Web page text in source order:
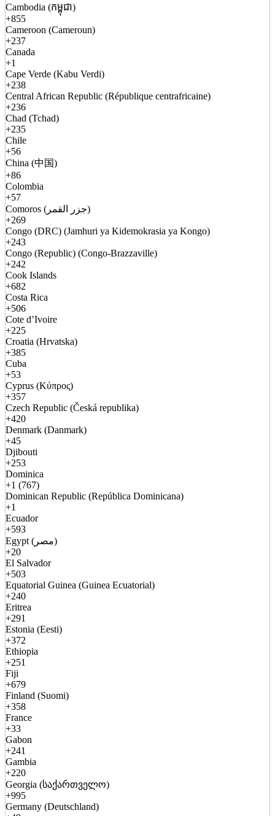
Cambodia (កម្ពុជា)
+855
Cameroon (Cameroun)
+237
Canada
+1
Cape Verde (Kabu Verdi)
+238
Central African Republic (République centrafricaine)
+236
Chad (Tchad)
+235
Chile
+56
China (中国)
+86
Colombia
+57
Comoros (جزر القمر)
+269
Congo (DRC) (Jamhuri ya Kidemokrasia ya Kongo)
+243
Congo (Republic) (Congo-Brazzaville)
+242
Cook Islands
+682
Costa Rica
+506
Cote d’Ivoire
+225
Croatia (Hrvatska)
+385
Cuba
+53
Cyprus (Κύπρος)
+357
Czech Republic (Česká republika)
+420
Denmark (Danmark)
+45
Djibouti
+253
Dominica
+1 (767)
Dominican Republic (República Dominicana)
+1
Ecuador
+593
Egypt (مصر)
+20
El Salvador
+503
Equatorial Guinea (Guinea Ecuatorial)
+240
Eritrea
+291
Estonia (Eesti)
+372
Ethiopia
+251
Fiji
+679
Finland (Suomi)
+358
France
+33
Gabon
+241
Gambia
+220
Georgia (საქართველო)
+995
Germany (Deutschland)